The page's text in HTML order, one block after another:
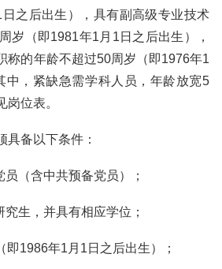
之后出生），具有副高级专业技术
岁（即1981年1月1日之后出生），
称的年龄不超过50周岁（即1976年1
中，紧缺急需学科人员，年龄放宽5
位表。
具备以下条件：
（含中共预备党员）；
生，并具有相应学位；
即1986年1月1日之后出生）；